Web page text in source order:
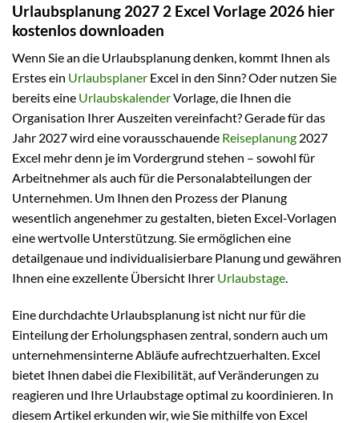
Urlaubsplanung 2027 2 Excel Vorlage 2026 hier
kostenlos downloaden
Wenn Sie an die Urlaubsplanung denken, kommt Ihnen als
Erstes ein Urlaubsplaner Excel in den Sinn? Oder nutzen Sie
bereits eine UrlaubskalenderVorlage, die Ihnen die
Organisation Ihrer Auszeiten vereinfacht? Gerade für das
Jahr 2027 wird eine vorausschauende Reiseplanung 2027
Excel mehr denn je im Vordergrund stehen – sowohl für
Arbeitnehmer als auch für die Personalabteilungen der
Unternehmen. Um Ihnen den Prozess der Planung
wesentlich angenehmer zu gestalten, bieten Excel-Vorlagen
eine wertvolle Unterstützung. Sie ermöglichen eine
detailgenaue und individualisierbare Planung und gewähren
Ihnen eine exzellente Übersicht Ihrer Urlaubstage.
Eine durchdachte Urlaubsplanung ist nicht nur für die
Einteilung der Erholungsphasen zentral, sondern auch um
unternehmensinterne Abläufe aufrechtzuerhalten. Excel
bietet Ihnen dabei die Flexibilität, auf Veränderungen zu
reagieren und Ihre Urlaubstage optimal zu koordinieren. In
diesem Artikel erkunden wir, wie Sie mithilfe von Excel